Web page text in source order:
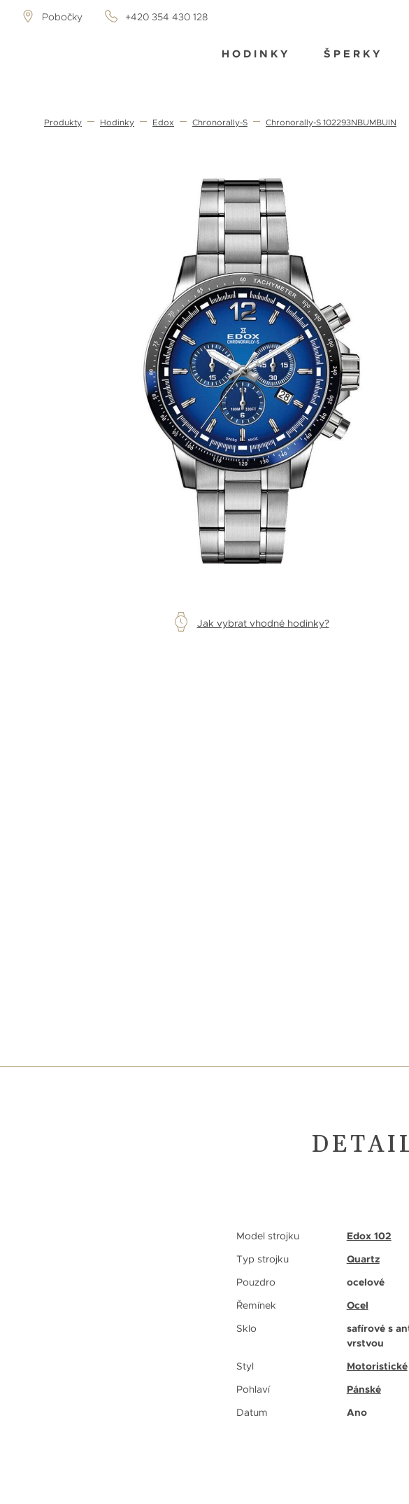
Pobočky +420 354 430 128
HODINKY ŠPERKY
Produkty Hodinky Edox Chronorally-S Chronorally-S 102293NBUMBUIN
Jak vybrat vhodné hodinky?
Model strojku
Edox 102
Typ strojku
Quartz
Pouzdro
ocelové
Řemínek
Ocel
Sklo
safírové s
vrstvou
Styl
Motoristické
Pohlaví
Pánské
Datum
Ano